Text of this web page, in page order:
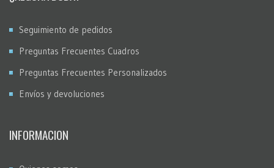
Seguimiento de pedidos
Preguntas Frecuentes Cuadros
Preguntas Frecuentes Personalizados
Envíos y devoluciones
INFORMACION